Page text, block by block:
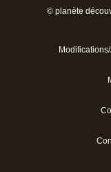
© planète